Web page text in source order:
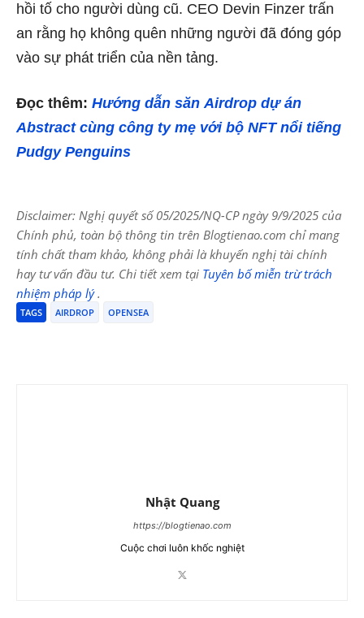
hồi tố cho người dùng cũ. CEO Devin Finzer trấn
an rằng họ không quên những người đã đóng góp
vào sự phát triển của nền tảng.
Đọc thêm: Hướng dẫn săn Airdrop dự án
Abstract cùng công ty mẹ với bộ NFT nổi tiếng
Pudgy Penguins
Disclaimer: Nghị quyết số 05/2025/NQ-CP ngày 9/9/2025 của
Chính phủ, toàn bộ thông tin trên Blogtienao.com chỉ mang
tính chất tham khảo, không phải là khuyến nghị tài chính
hay tư vấn đầu tư. Chi tiết xem tại Tuyên bố miễn trừ trách
nhiệm pháp lý.
TAGS AIRDROP OPENSEA
Nhật Quang
https://blogtienao.com
Cuộc chơi luôn khốc nghiệt